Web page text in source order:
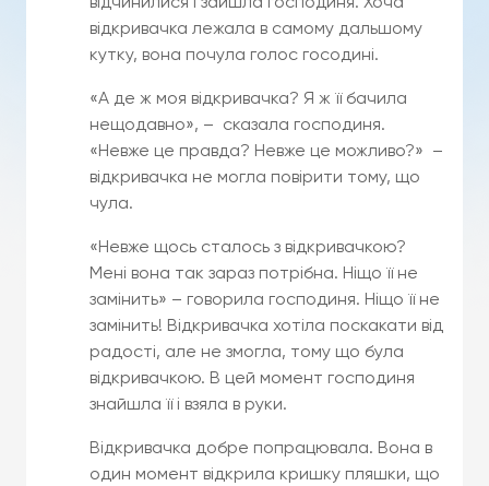
відчинилися і зайшла господиня. Хоча
відкривачка лежала в самому дальшому
кутку, вона почула голос госодині.
«А де ж моя відкривачка? Я ж її бачила
нещодавно», – сказала господиня.
«Невже це правда? Невже це можливо?» –
відкривачка не могла повірити тому, що
чула.
«Невже щось сталось з відкривачкою?
Мені вона так зараз потрібна. Ніщо її не
замінить» – говорила господиня. Ніщо її не
замінить! Відкривачка хотіла поскакати від
радості, але не змогла, тому що була
відкривачкою. В цей момент господиня
знайшла її і взяла в руки.
Відкривачка добре попрацювала. Вона в
один момент відкрила кришку пляшки, що